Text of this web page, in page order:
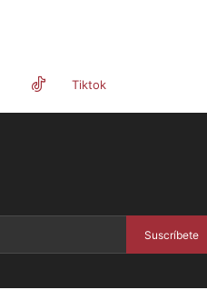
Tiktok
Suscríbete